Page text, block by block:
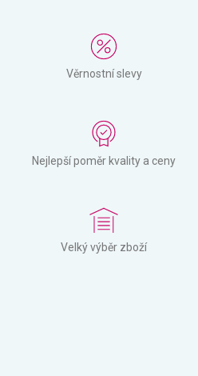
Věrnostní slevy
Nejlepší poměr kvality a ceny
Velký výběr zboží